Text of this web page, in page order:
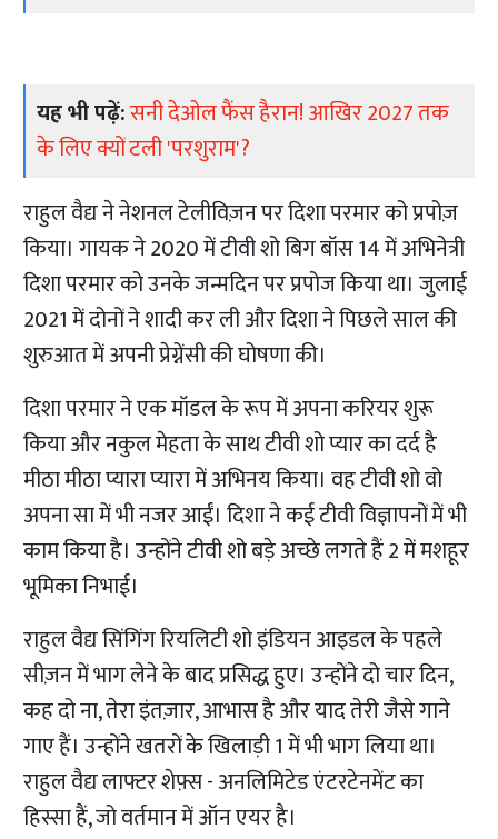
यह भी पढ़ें:सनी देओल फैंस हैरान! आखिर 2027 तक
के लिए क्यों टली 'परशुराम'?
राहुल वैद्य ने नेशनल टेलीविज़न पर दिशा परमार को प्रपोज़
किया। गायक ने 2020 में टीवी शो बिग बॉस 14 में अभिनेत्री
दिशा परमार को उनके जन्मदिन पर प्रपोज किया था। जुलाई
2021 में दोनों ने शादी कर ली और दिशा ने पिछले साल की
शुरुआत में अपनी प्रेग्नेंसी की घोषणा की।
दिशा परमार ने एक मॉडल के रूप में अपना करियर शुरू
किया और नकुल मेहता के साथ टीवी शो प्यार का दर्द है
मीठा मीठा प्यारा प्यारा में अभिनय किया। वह टीवी शो वो
अपना सा में भी नजर आईं। दिशा ने कई टीवी विज्ञापनों में भी
काम किया है। उन्होंने टीवी शो बड़े अच्छे लगते हैं 2 में मशहूर
भूमिका निभाई।
राहुल वैद्य सिंगिंग रियलिटी शो इंडियन आइडल के पहले
सीज़न में भाग लेने के बाद प्रसिद्ध हुए। उन्होंने दो चार दिन,
कह दो ना, तेरा इंतज़ार, आभास है और याद तेरी जैसे गाने
गाए हैं। उन्होंने खतरों के खिलाड़ी 1 में भी भाग लिया था।
राहुल वैद्य लाफ्टर शेफ़्स - अनलिमिटेड एंटरटेनमेंट का
हिस्सा हैं, जो वर्तमान में ऑन एयर है।